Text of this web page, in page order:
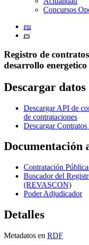
Concursos
eu
es
Registro de
desarrollo
Descargar datos
Descargar API de
de contrataciones
Descargar
Documentación
Contratación
Buscador del
(REVASCON)
Poder Adjudicador
Detalles
Metadatos en RDF